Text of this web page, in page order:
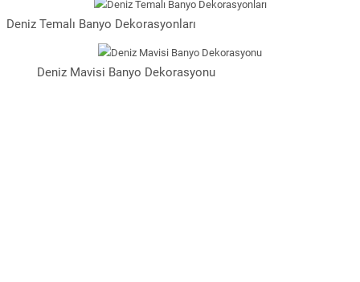
Deniz Temalı Banyo Dekorasyonları
Deniz Mavisi Banyo Dekorasyonu